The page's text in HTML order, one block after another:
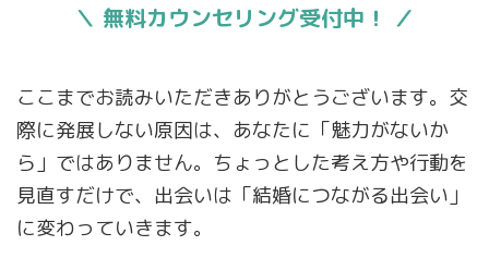
＼ 無料カウンセリング受付中！ ／
ここまでお読みいただきありがとうございます。交
際に発展しない原因は、あなたに「魅力がないか
ら」ではありません。ちょっとした考え方や行動を
見直すだけで、出会いは「結婚につながる出会い」
に変わっていきます。